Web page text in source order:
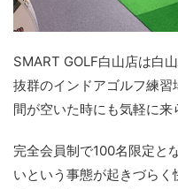
SMART GOLF白山店は白
抜群のインドアゴルフ練
間が空いた時にも気軽に来
完全会員制で100名限定と
いという事態が起きづら